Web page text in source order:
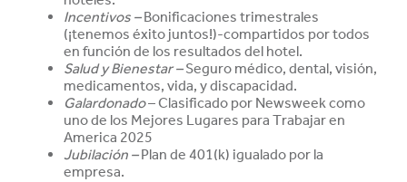
Incentivos –Bonificaciones trimestrales
(¡tenemos éxito juntos!)-compartidos por todos
en función de los resultados del hotel.
Salud yBienestar –Seguro médico, dental, visión,
medicamentos, vida, y discapacidad.
Galardonado– Clasificado por Newsweek como
uno de los Mejores Lugares para Trabajar en
America 2025
Jubilación –Plan de 401(k) igualado por la
empresa.